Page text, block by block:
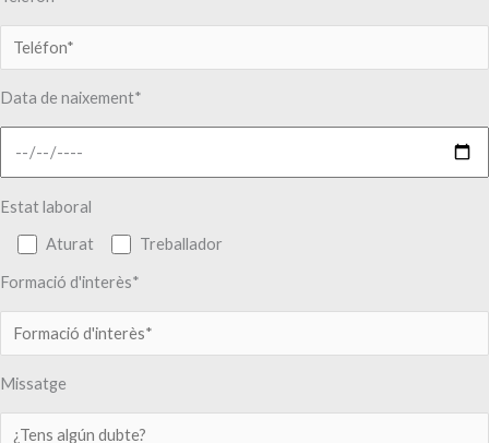
Data de naixement*
Estat laboral
Aturat Treballador
Formació d'interès*
Missatge